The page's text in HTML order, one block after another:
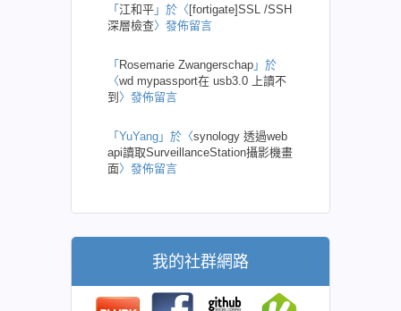
「 江和平 」於〈 [fortigate]SSL /SSH
深層檢查〉發佈留言
「 Rosemarie Zwangerschap 」於
〈wd mypassport在 usb3.0 上讀不
到 〉發佈留言
「 YuYang 」於〈synology 透過web
api讀取SurveillanceStation攝影機畫
面〉發佈留言
我的社群網路